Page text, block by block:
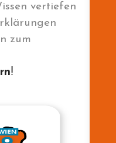
vertiefen
zum
!